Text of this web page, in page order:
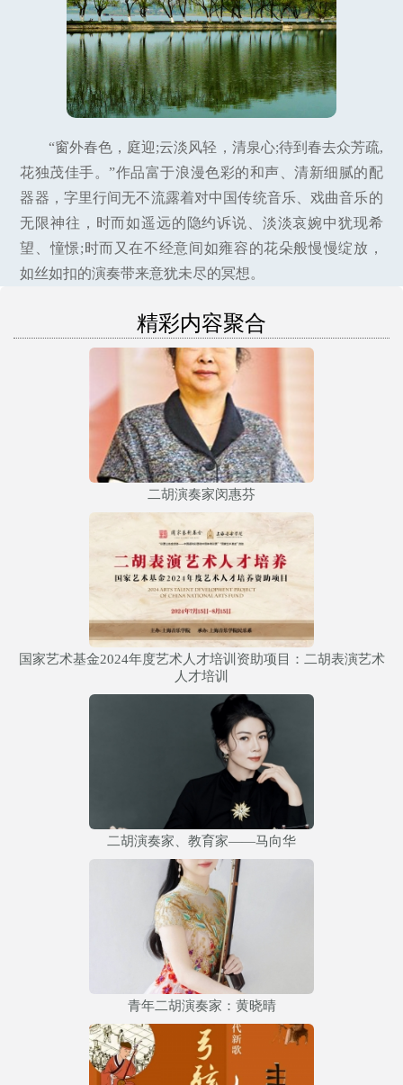
“窗外春色，庭迎;云淡风轻，清泉心;待到春去众芳疏,
花独茂佳手。”作品富于浪漫色彩的和声、清新细腻的配
器器，字里行间无不流露着对中国传统音乐、戏曲音乐的
无限神往，时而如遥远的隐约诉说、淡淡哀婉中犹现希
望、憧憬;时而又在不经意间如雍容的花朵般慢慢绽放，
如丝如扣的演奏带来意犹未尽的冥想。
精彩内容聚合
二胡演奏家闵惠芬
国家艺术基金2024年度艺术人才培训资助项目：二胡表演艺术
人才培训
二胡演奏家、教育家——马向华
青年二胡演奏家：黄晓晴